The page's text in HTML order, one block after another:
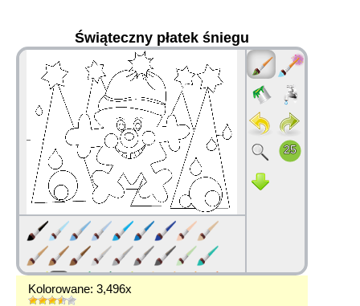
Świąteczny płatek śniegu
Kolorowane: 3,496x